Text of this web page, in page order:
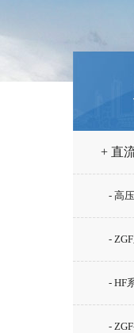
+ 直
- 高
-
- HF
-